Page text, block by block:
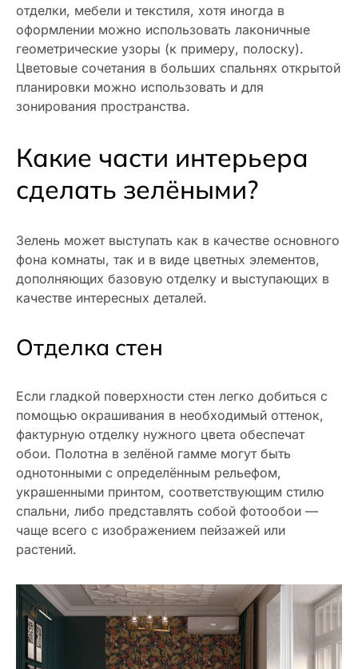
отделки, мебели и текстиля, хотя иногда в
оформлении можно использовать лаконичные
геометрические узоры (к примеру, полоску).
Цветовые сочетания в больших спальнях открытой
планировки можно использовать и для
зонирования пространства.
Какие части интерьера
сделать зелёными?
Зелень может выступать как в качестве основного
фона комнаты, так и в виде цветных элементов,
дополняющих базовую отделку и выступающих в
качестве интересных деталей.
Отделка стен
Если гладкой поверхности стен легко добиться с
помощью окрашивания в необходимый оттенок,
фактурную отделку нужного цвета обеспечат
обои. Полотна в зелёной гамме могут быть
однотонными с определённым рельефом,
украшенными принтом, соответствующим стилю
спальни, либо представлять собой фотообои —
чаще всего с изображением пейзажей или
растений.